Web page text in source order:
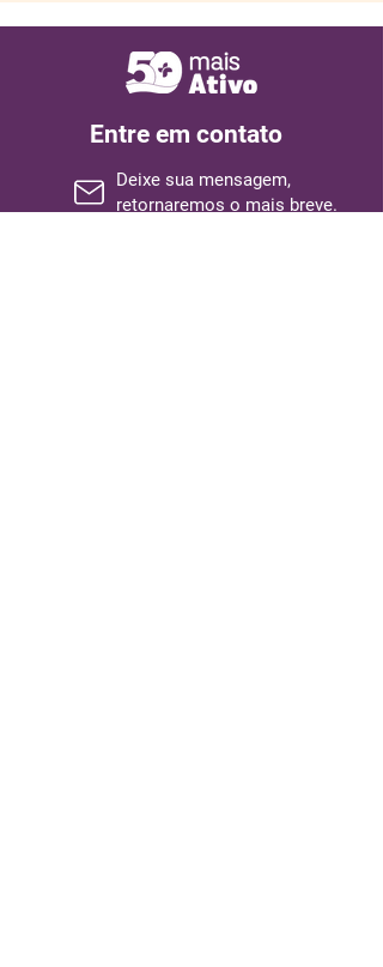
Entre em contato
Deixe sua mensagem,
retornaremos o mais breve.